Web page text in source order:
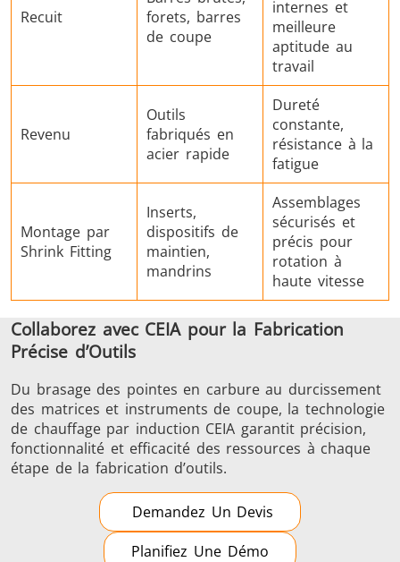
Recuit
forets, barres
de coupe
internes et
meilleure
aptitude au
travail
Revenu
Outils
fabriqués en
acier rapide
Dureté
constante,
résistance à la
fatigue
Montage par
Shrink Fitting
Inserts,
dispositifs de
maintien,
mandrins
Assemblages
sécurisés et
précis pour
rotation à
haute vitesse
Collaborez avec CEIA pour la Fabrication
Précise d’Outils
Du brasage des pointes en carbure au durcissement
des matrices et instruments de coupe, la technologie
de chauffage par induction CEIA garantit précision,
fonctionnalité et efficacité des ressources à chaque
étape de la fabrication d’outils.
Demandez Un Devis
Planifiez Une Démo